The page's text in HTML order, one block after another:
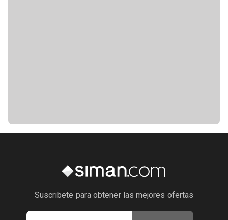
Suscribete para obtener las mejores ofertas